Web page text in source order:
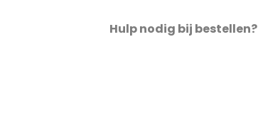
Hulp nodig bij bestellen?